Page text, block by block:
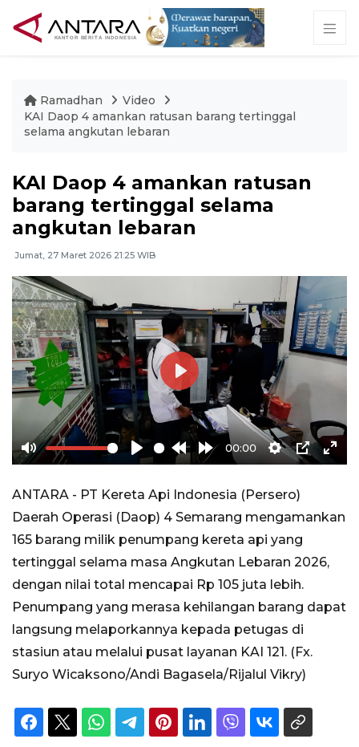
Ramadhan
Video
KAI Daop 4 amankan ratusan barang tertinggal
selama angkutan lebaran
KAI Daop 4 amankan ratusan
barang tertinggal selama
angkutan lebaran
Jumat, 27 Maret 2026 21:25 WIB
Mute Play
Rewind
10s
Forward
10s
00:00
Settings
PIP
Play
ANTARA - PT Kereta Api Indonesia (Persero)
Daerah Operasi (Daop) 4 Semarang mengamankan
165 barang milik penumpang kereta api yang
tertinggal selama masa Angkutan Lebaran 2026,
dengan nilai total mencapai Rp 105 juta lebih.
Penumpang yang merasa kehilangan barang dapat
langsung melaporkannya kepada petugas di
stasiun atau melalui pusat layanan KAI 121. (Fx.
Suryo Wicaksono/Andi Bagasela/Rijalul Vikry)